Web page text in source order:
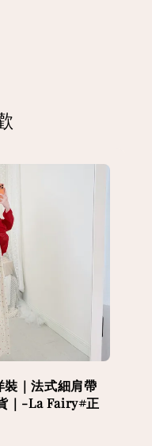
｜法式細肩帶
｜-La Fairy#正